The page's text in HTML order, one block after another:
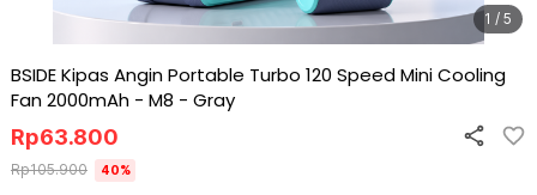
1 / 5
BSIDE Kipas Angin Portable Turbo 120 Speed Mini Cooling
Fan 2000mAh - M8 - Gray
Rp63.800
Rp105.900 40%